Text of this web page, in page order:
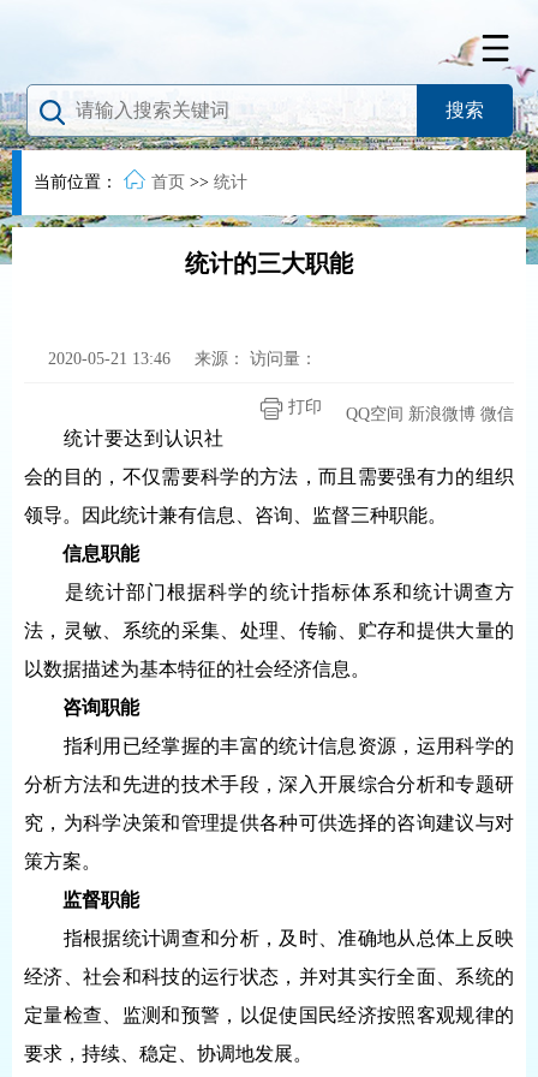
当前位置： 首页 >> 统计
统计的三大职能
2020-05-21 13:46 来源： 访问量：
打印 QQ空间 新浪微博 微信
统计要达到认识社
会的目的，不仅需要科学的方法，而且需要强有力的组织
领导。因此统计兼有信息、咨询、监督三种职能。
信息职能
是统计部门根据科学的统计指标体系和统计调查方
法，灵敏、系统的采集、处理、传输、贮存和提供大量的
以数据描述为基本特征的社会经济信息。
咨询职能
指利用已经掌握的丰富的统计信息资源，运用科学的
分析方法和先进的技术手段，深入开展综合分析和专题研
究，为科学决策和管理提供各种可供选择的咨询建议与对
策方案。
监督职能
指根据统计调查和分析，及时、准确地从总体上反映
经济、社会和科技的运行状态，并对其实行全面、系统的
定量检查、监测和预警，以促使国民经济按照客观规律的
要求，持续、稳定、协调地发展。